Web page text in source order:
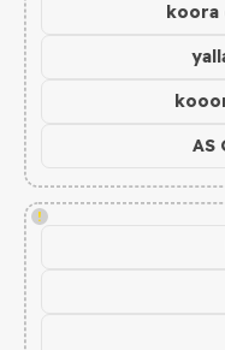
!